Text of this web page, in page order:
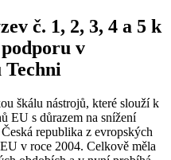
č. 1, 2, 3, 4 a 5 k
v
škálu nástrojů, které slouží k
EU s důrazem na snížení
republika z evropských
v roce 2004. Celkově měla